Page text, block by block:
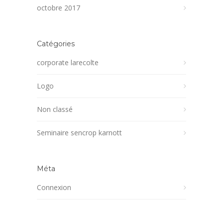
octobre 2017
Catégories
corporate larecolte
Logo
Non classé
Seminaire sencrop karnott
Méta
Connexion